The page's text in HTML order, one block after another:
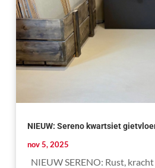
NIEUW: Sereno kwartsiet
nov 5, 2025
NIEUW SERENO: Rust,